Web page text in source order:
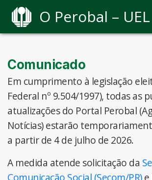
O Perobal – UEL
Comunicado
Em cumprimento à legislação
Federal nº 9.504/1997), todas as
atualizações do Portal Perobal
Notícias) estarão
a partir de 4 de julho de 2026.
A medida atende solicitação da
Comunicação Social (Secom/PR)e